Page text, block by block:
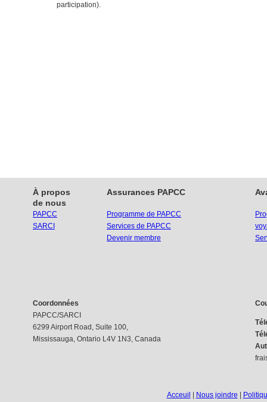
participation).
À propos
de nous
Assurances PAPCC
PAPCC
SARCI
Programme de PAPCC
Services de PAPCC
Devenir membre
Coordonnées
PAPCC/SARCI
6299 Airport Road, Suite 100,
Mississauga, Ontario L4V 1N3, Canada
Acceuil Nous joindre